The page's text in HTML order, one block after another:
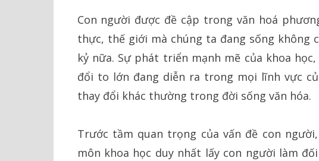
Con người được đề cập trong văn hoá
thực, thế giới mà chúng ta đang sống không
kỷ nữa. Sự phát triển mạnh mẽ của khoa
đổi to lớn đang diễn ra trong mọi lĩnh vực
thay đổi khác thường trong đời sống văn hóa.
Trước tầm quan trọng của vấn đề con
môn khoa học duy nhất lấy con người làm